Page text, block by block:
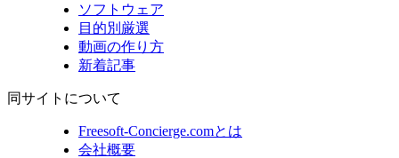
ソフトウェア
目的別厳選
動画の作り方
新着記事
同サイトについて
Freesoft-Concierge.comとは
会社概要